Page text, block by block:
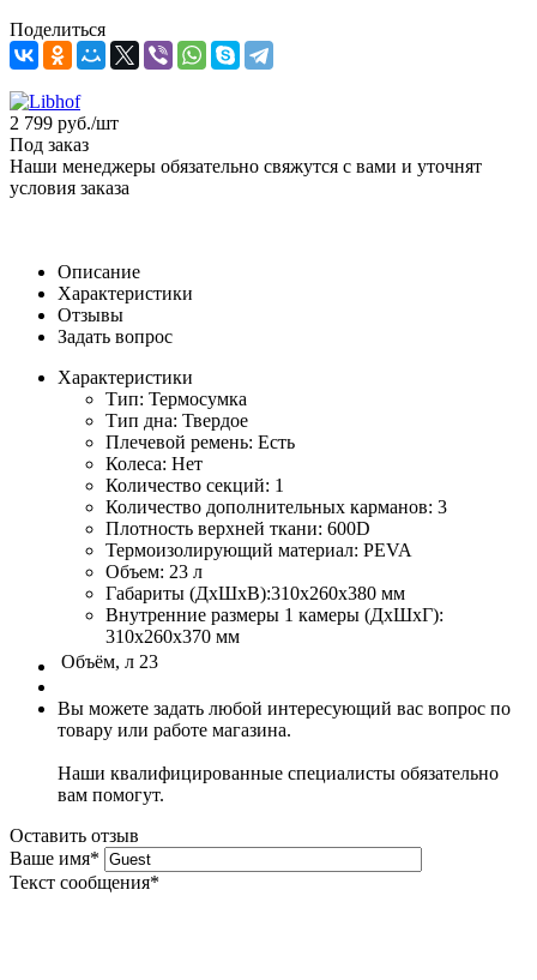
Поделиться
2 799 руб./шт
Под заказ
Наши менеджеры обязательно свяжутся с вами и уточнят
условия заказа
Описание
Характеристики
Отзывы
Задать вопрос
Характеристики
Тип: Термосумка
Тип дна: Твердое
Плечевой ремень: Есть
Колеса: Нет
Количество секций: 1
Количество дополнительных карманов: 3
Плотность верхней ткани: 600D
Термоизолирующий материал: PEVA
Объем: 23 л
Габариты (ДхШхВ):310х260х380 мм
Внутренние размеры 1 камеры (ДxШxГ):
310х260х370 мм
Объём, л 23
Вы можете задать любой интересующий вас вопрос по
товару или работе магазина.
Наши квалифицированные специалисты обязательно
вам помогут.
Оставить отзыв
Ваше имя*
Текст сообщения*